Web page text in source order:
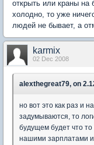
открыть или краны на
холодно, то уже
людей не бывает, а
karmix
02 Dec 2008
alexthegreat79, on
но вот это как раз и
задумываются, то
будущем будет что
нашими зарплатами и